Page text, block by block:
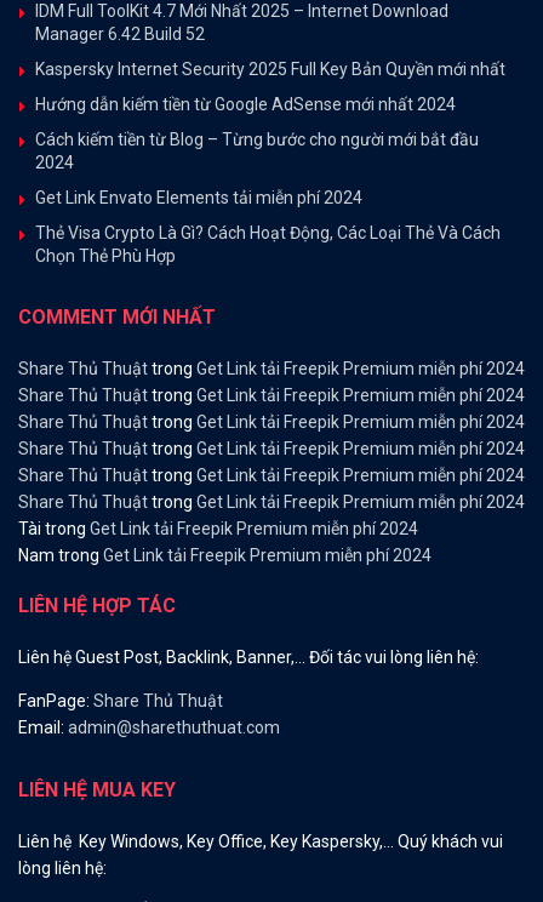
IDM Full ToolKit 4.7 Mới Nhất 2025 – Internet Download
Manager 6.42 Build 52
Kaspersky Internet Security 2025 Full Key Bản Quyền mới nhất
Hướng dẫn kiếm tiền từ Google AdSense mới nhất 2024
Cách kiếm tiền từ Blog – Từng bước cho người mới bắt đầu
2024
Get Link Envato Elements tải miễn phí 2024
Thẻ Visa Crypto Là Gì? Cách Hoạt Động, Các Loại Thẻ Và Cách
Chọn Thẻ Phù Hợp
COMMENT MỚI NHẤT
Share Thủ Thuậttrong Get Link tải Freepik Premium miễn phí 2024
Share Thủ Thuậttrong Get Link tải Freepik Premium miễn phí 2024
Share Thủ Thuậttrong Get Link tải Freepik Premium miễn phí 2024
Share Thủ Thuậttrong Get Link tải Freepik Premium miễn phí 2024
Share Thủ Thuậttrong Get Link tải Freepik Premium miễn phí 2024
Share Thủ Thuậttrong Get Link tải Freepik Premium miễn phí 2024
Tài trong Get Link tải Freepik Premium miễn phí 2024
Nam trong Get Link tải Freepik Premium miễn phí 2024
LIÊN HỆ HỢP TÁC
Liên hệ Guest Post, Backlink, Banner,… Đối tác vui lòng liên hệ:
FanPage: Share Thủ Thuật
Email: admin@sharethuthuat.com
LIÊN HỆ MUA KEY
Liên hệ Key Windows, Key Office, Key Kaspersky,… Quý khách vui
lòng liên hệ: